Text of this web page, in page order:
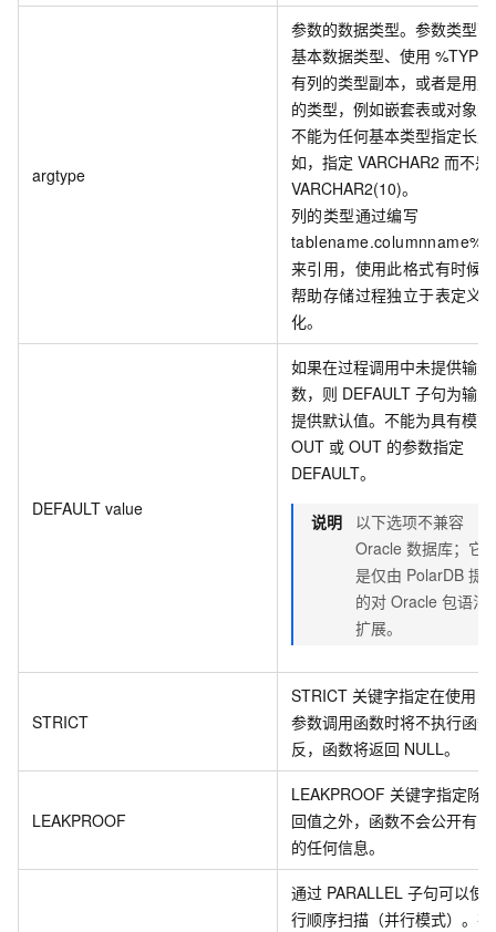
argtype
参数的数据类型。参数类型
基本数据类型、使用 %TYPE
有列的类型副本，或者是用
的类型，例如嵌套表或对象
不能为任何基本类型指定长
如，指定 VARCHAR2 而不是
VARCHAR2(10)。
列的类型通过编写
来引用，使用此格式有时候
帮助存储过程独立于表定义
化。
DEFAULT value
如果在过程调用中未提供输
数，则 DEFAULT 子句为输
提供默认值。不能为具有模
OUT 或 OUT 的参数指定
DEFAULT。
说明
以下选项不兼容
Oracle 数据库；它
是仅由 PolarDB 提
的对 Oracle 包语法
扩展。
STRICT
STRICT 关键字指定在使用
参数调用函数时将不执行函
反，函数将返回 NULL。
LEAKPROOF
LEAKPROOF 关键字指定除
回值之外，函数不会公开有
的任何信息。
通过 PARALLEL 子句可以使
行顺序扫描（并行模式）。